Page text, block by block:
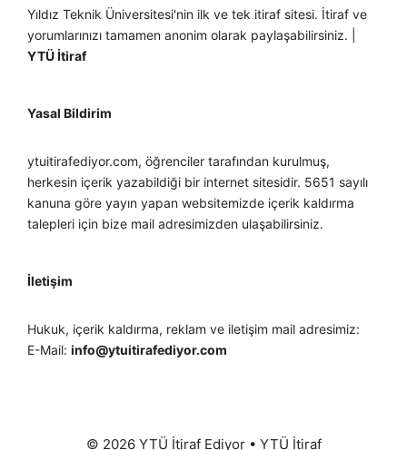
Yıldız Teknik Üniversitesi'nin ilk ve tek itiraf sitesi. İtiraf ve
yorumlarınızı tamamen anonim olarak paylaşabilirsiniz. |
YTÜ İtiraf
Yasal Bildirim
ytuitirafediyor.com, öğrenciler tarafından kurulmuş,
herkesin içerik yazabildiği bir internet sitesidir. 5651 sayılı
kanuna göre yayın yapan websitemizde içerik kaldırma
talepleri için bize mail adresimizden ulaşabilirsiniz.
İletişim
Hukuk, içerik kaldırma, reklam ve iletişim mail adresimiz:
E-Mail: info@ytuitirafediyor.com
© 2026 YTÜ İtiraf Ediyor• YTÜ İtiraf